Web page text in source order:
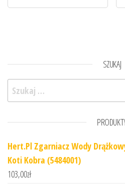
SZUKAJ
Szukaj:
Hert.Pl Zgarniacz Wody
Koti Kobra (5484001)
103,00zł